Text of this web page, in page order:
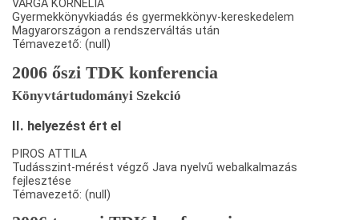
VARGA KORNÉLIA
Gyermekkönyvkiadás és gyermekkönyv-kereskedelem
Magyarországon a rendszerváltás után
Témavezető: (null)
2006 őszi TDK konferencia
Könyvtártudományi Szekció
II. helyezést ért el
PIROS ATTILA
Tudásszint-mérést végző Java nyelvű webalkalmazás
fejlesztése
Témavezető: (null)